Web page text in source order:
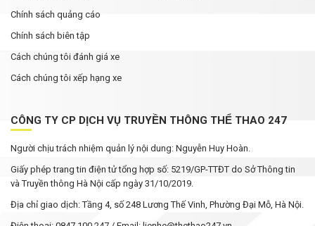
Chính sách quảng cáo
Chính sách biên tập
Cách chúng tôi đánh giá xe
Cách chúng tôi xếp hạng xe
CÔNG TY CP DỊCH VỤ TRUYỀN THÔNG THỂ THAO 247
Người chịu trách nhiệm quản lý nội dung: Nguyễn Huy Hoàn.
Giấy phép trang tin điện tử tổng hợp số: 5219/GP-TTĐT do Sở Thông tin
và Truyền thông Hà Nội cấp ngày 31/10/2019.
Địa chỉ giao dịch: Tầng 4, số 248 Lương Thế Vinh, Phường Đại Mỗ, Hà Nội.